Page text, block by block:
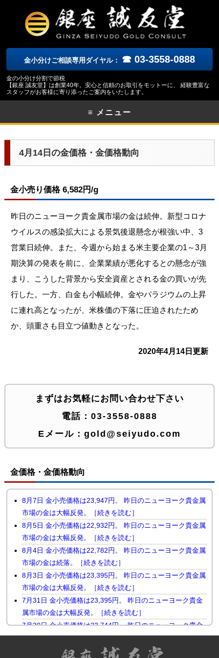
金小分けご相談専用ダイヤル： ☎ 03-3558-0888
金の小分け分割で節税
【銀座 誠友堂】は創業40年。安心と信頼のお取引をモットーに、 経験豊富な
スタッフがお客様に寄り添ったご案内をいたします。
≡ メニュー
4月14日の金価格・金価格動向
金小売り価格 6,582円/g
昨日のニューヨーク貴金属市場の金は続伸。新型コロナ
ウイルスの感染拡大による景気後退懸念が根強い中、3
営業日続伸。また、今週から始まる米主要企業の1～3月
期決算の発表を前に、企業業績が悪化するとの懸念が強
まり、こうした背景から安全資産とされる金の買いが先
行した。一方、白金も小幅続伸。金やパラジウムの上昇
に連れ高となったが、米株価の下落に圧迫されたため
か、頭重さも目立つ値動きとなった 。
2020年4月14日更新
まずはお気軽にお問い合わせ下さい
電話： 03-3558-0888
Eメール： gold@seiyudo.com
金価格・金価格動向
8月7日 金小売価格は23,947円。 昨日のニューヨーク貴金属
市場の金は大幅反発。［続きを読む］
8月5日 金小売価格は22,932円。 昨日のニューヨーク貴金属
市場の金は大幅反発。［続きを読む］
8月4日 金小売価格は22,782円。 昨日のニューヨーク貴金属
市場の金は続落。［続きを読む］
8月3日 金小売価格は23,395円。 昨日のニューヨーク貴金属
市場の金は大幅反発。［続きを読む］
7月31日 金小売価格は23,395円。 昨日のニューヨーク貴金
属市場の金は大幅反発。［続きを読む］
7月30日 金小売価格は23,744円。 昨日のニューヨーク貴金
属市場の金は小幅続落。［続きを読む］
7月29日 金小売価格は23,510円。 昨日のニューヨーク貴金